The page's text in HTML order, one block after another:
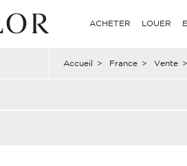
ACHETER LOUER
Accueil > France > Vente >